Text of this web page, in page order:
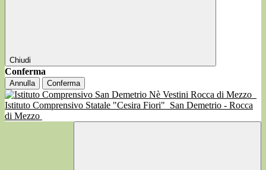
Chiudi
Conferma
Annulla Conferma
Istituto Comprensivo Statale "Cesira Fiori" San Demetrio - Rocca
di Mezzo